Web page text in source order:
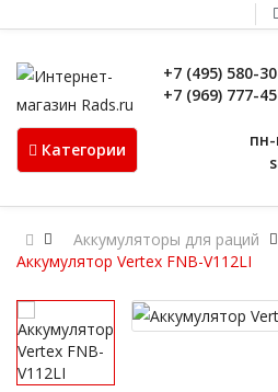
+7 (495) 580-
+7 (969) 777-
Категории
Аккумуляторы для раций
Аккумулятор Vertex FNB-V112LI